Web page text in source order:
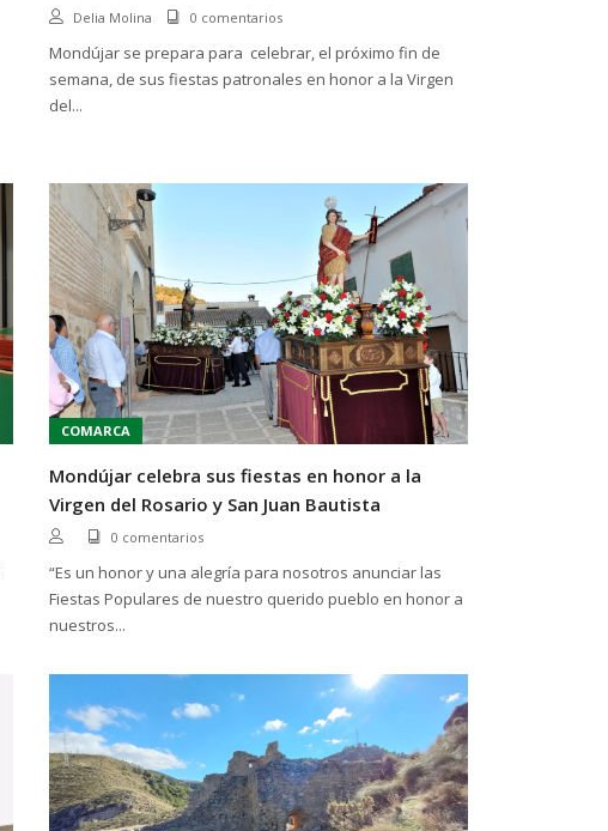
Delia Molina 0 comentarios
Mondújar se prepara para celebrar, el próximo fin de
semana, de sus fiestas patronales en honor a la Virgen
del...
COMARCA
Mondújar celebra sus fiestas en honor a la
Virgen del Rosario y San Juan Bautista
0 comentarios
“Es un honor y una alegría para nosotros anunciar las
Fiestas Populares de nuestro querido pueblo en honor a
nuestros...